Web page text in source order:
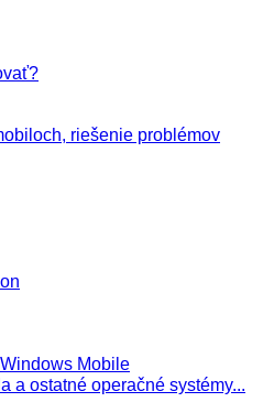
riešenie problémov
Mobile
a ostatné operačné systémy...